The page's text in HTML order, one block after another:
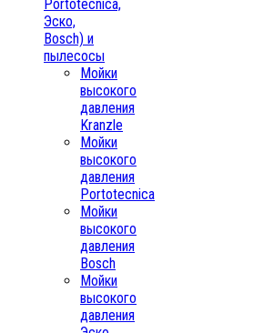
Portotecnica,
Эско,
Bosch) и
пылесосы
Мойки
высокого
давления
Kranzle
Мойки
высокого
давления
Portotecnica
Мойки
высокого
давления
Bosch
Мойки
высокого
давления